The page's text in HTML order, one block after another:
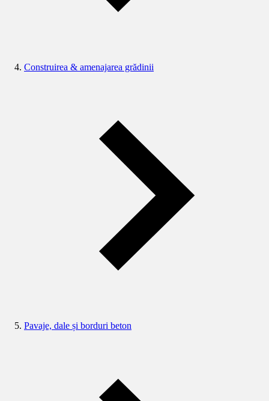
Construirea & amenajarea grădinii
Pavaje, dale și borduri beton